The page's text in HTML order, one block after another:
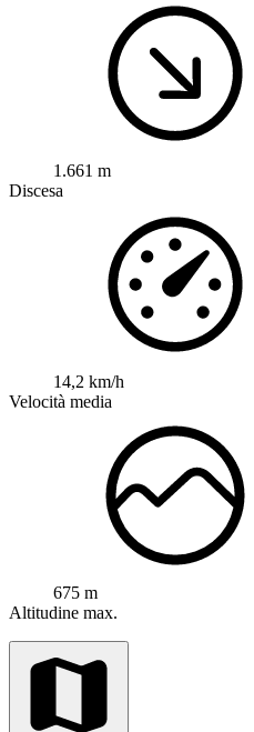
1.661 m
Discesa
14,2 km/h
Velocità media
675 m
Altitudine max.